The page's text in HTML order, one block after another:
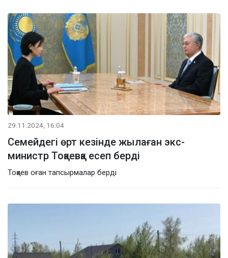
29.11.2024, 16:04
Семейдегі өрт кезінде жылаған экс-
министр Тоқаевқа есеп берді
Тоқаев оған тапсырмалар берді